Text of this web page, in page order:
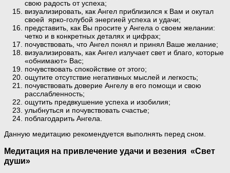
свою радость от успеха;
визуализировать, как Ангел приблизился к Вам и окутал
своей ярко-голубой энергией успеха и удачи;
представить, как Вы просите у Ангела о своем желании:
четко и в конкретных деталях и цифрах;
почувствовать, что Ангел понял и принял Ваше желание;
визуализировать, как Ангел излучает свет и благо, которые
«обнимают» Вас;
почувствовать спокойствие от этого;
ощутите отсутствие негативных мыслей и легкость;
почувствовать доверие Ангелу в его помощи и свою
расслабленность;
ощутить предвкушение успеха и изобилия;
улыбнуться и почувствовать счастье;
поблагодарить Ангела.
Данную медитацию рекомендуется выполнять перед сном.
Медитация на привлечение удачи и везения «Свет
души»